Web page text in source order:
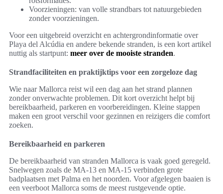
Voorzieningen: van volle strandbars tot natuurgebieden
zonder voorzieningen.
Voor een uitgebreid overzicht en achtergrondinformatie over
Playa del Alcúdia en andere bekende stranden, is een kort artikel
nuttig als startpunt: meer over de mooiste stranden.
Strandfaciliteiten en praktijktips voor een zorgeloze dag
Wie naar Mallorca reist wil een dag aan het strand plannen
zonder onverwachte problemen. Dit kort overzicht helpt bij
bereikbaarheid, parkeren en voorbereidingen. Kleine stappen
maken een groot verschil voor gezinnen en reizigers die comfort
zoeken.
Bereikbaarheid en parkeren
De bereikbaarheid van stranden Mallorca is vaak goed geregeld.
Snelwegen zoals de MA-13 en MA-15 verbinden grote
badplaatsen met Palma en het noorden. Voor afgelegen baaien is
een veerboot Mallorca soms de meest rustgevende optie.